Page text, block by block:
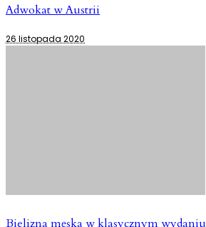
Adwokat w Austrii
26 listopada 2020
Bielizna męska w klasycznym wydaniu